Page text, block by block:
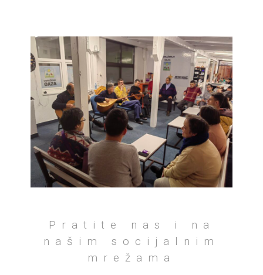
Pratite nas i na
našim socijalnim
mrežama